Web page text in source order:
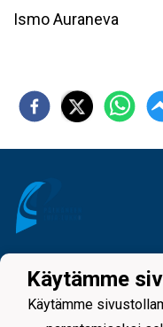
Ismo Auraneva
Tietosuojaseloste
Käytämme
Käytämme